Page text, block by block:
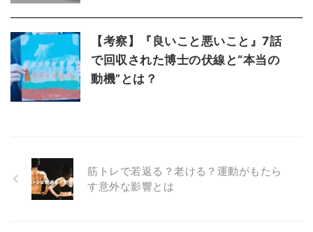
【考察】『良いこと悪いこと』7話
で回収された博士の伏線と“本当の
動機”とは？
筋トレで若返る？老ける？運動がもたら
す意外な影響とは